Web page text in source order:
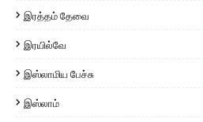
இரத்தம் தேவை
இரயில்வே
இஸ்லாமிய பேச்சு
இஸ்லாம்